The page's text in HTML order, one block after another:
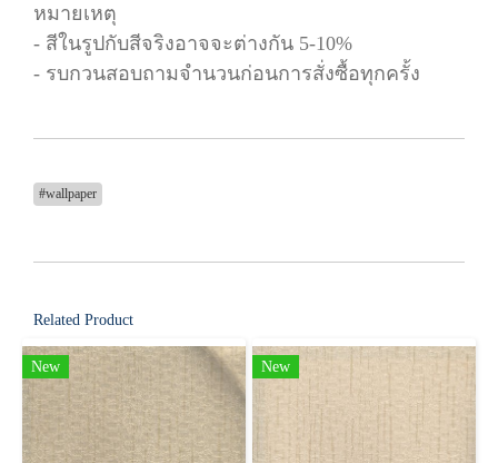
หมายเหตุ
- สีในรูปกับสีจริงอาจจะต่างกัน 5-10%
- รบกวนสอบถามจำนวนก่อนการสั่งซื้อทุกครั้ง
#wallpaper
Related Product
New New